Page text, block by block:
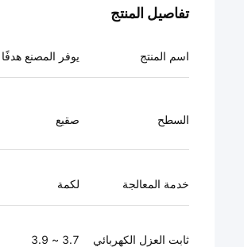
تفاصيل المنتج
اسم المنتج يوفر المصنع
السطح صقيع
خدمة المعالجة لكمة
ثابت العزل الكهربائي 3.7 ~ 3.9